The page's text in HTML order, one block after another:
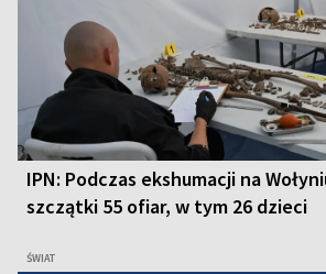
IPN: Podczas ekshumacji na
szczątki 55 ofiar, w tym 26 dzieci
ŚWIAT